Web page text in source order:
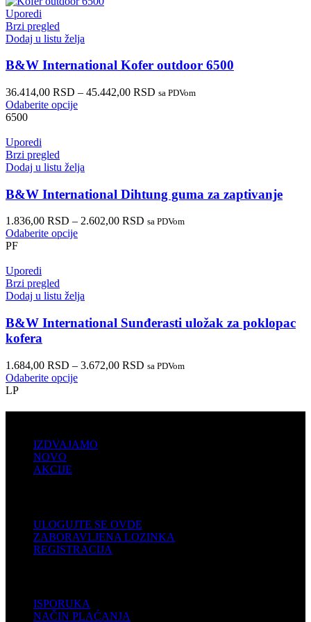
Uporedi
Brzi pregled
Dodaj u listu želja
B&W International Kofer outdoor 6500
36.414,00 RSD – 45.442,00 RSD sa PDVom
Odaberite opcije
6500
Uporedi
Brzi pregled
Dodaj u listu želja
B&W International Dihtung guma za zaptivanje
1.836,00 RSD – 2.602,00 RSD sa PDVom
Odaberite opcije
PF
Uporedi
Brzi pregled
Dodaj u listu želja
B&W International Sunđerasti uložak za poklopac
kofera
1.684,00 RSD – 3.672,00 RSD sa PDVom
Odaberite opcije
LP
IZDVAJAMO
NOVO
AKCIJE
ULOGUJTE SE OVDE
ZABORAVLJENA LOZINKA
REGISTRACIJA
ISPORUKA
NAČIN PLAĆANJA